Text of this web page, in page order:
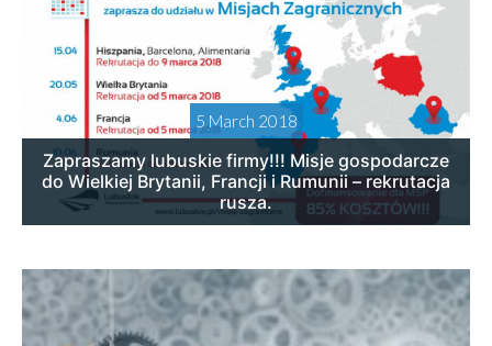
5 March 2018
Zapraszamy lubuskie firmy!!! Misje gospodarcze
do Wielkiej Brytanii, Francji i Rumunii – rekrutacja
rusza.